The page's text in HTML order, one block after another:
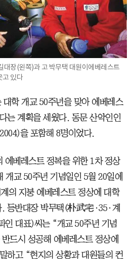
대장(왼쪽)과 고 박무택 대원이에베레스트
고 있다
학 개교 50주년을 맞아 에베레스
는 계획을 세웠다. 동문 산악인인
을 포함해 8명이었다.
베레스트 정복을 위한 1차 정상
개교 50주년 기념일인 5월 20일에
의 지붕 에베레스트 정상에 대학
등반대장 박무택(朴武宅·35·계
인 대표)씨는 “개교 50주년 기념
드시 성공해 에베레스트 정상에
하고 “현지의 상황과 대원들의 컨